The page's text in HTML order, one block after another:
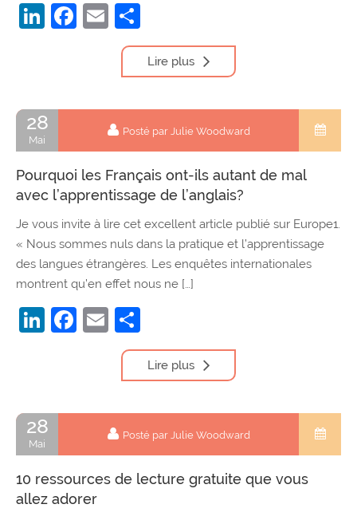
LinkedIn
Facebook
Email
Lire plus
28
Mai
Posté par Julie Woodward
Pourquoi les Français ont-ils autant de mal
avec l’apprentissage de l’anglais?
Je vous invite à lire cet excellent article publié sur Europe1.
« Nous sommes nuls dans la pratique et l’apprentissage
des langues étrangères. Les enquêtes internationales
montrent qu’en effet nous ne […]
LinkedIn
Facebook
Email
Lire plus
28
Mai
Posté par Julie Woodward
10 ressources de lecture gratuite que vous
allez adorer